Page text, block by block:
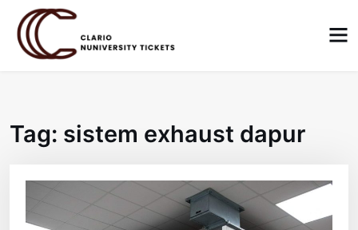
content
Tag: sistem exhaust dapur